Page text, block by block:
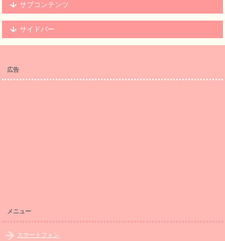
サブコンテンツ
サイドバー
広告
メニュー
スマートフォン